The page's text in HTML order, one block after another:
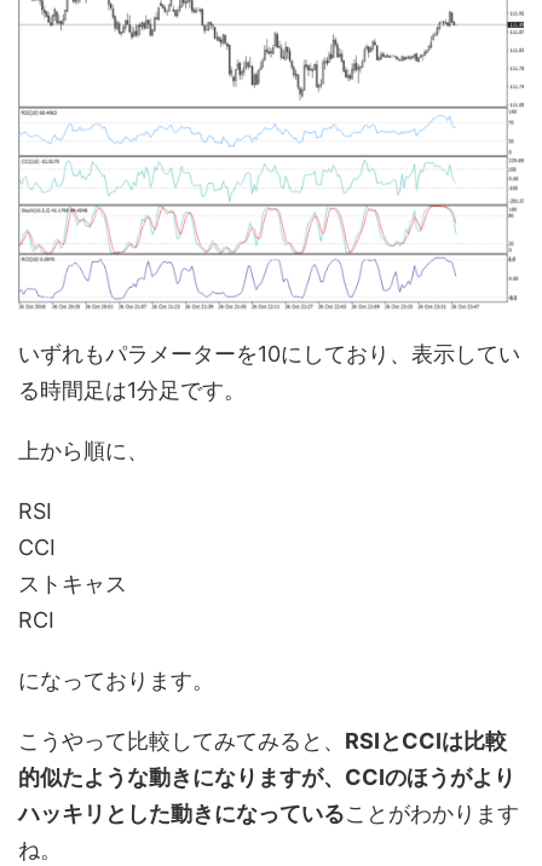
いずれもパラメーターを10にしており、表示してい
る時間足は1分足です。
上から順に、
RSI
CCI
ストキャス
RCI
になっております。
こうやって比較してみてみると、 RSIとCCIは比較
的似たような動きになりますが、CCIのほうがより
ハッキリとした動きになっていることがわかります
ね。